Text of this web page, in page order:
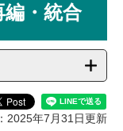
・統合
2025年7月31日更新